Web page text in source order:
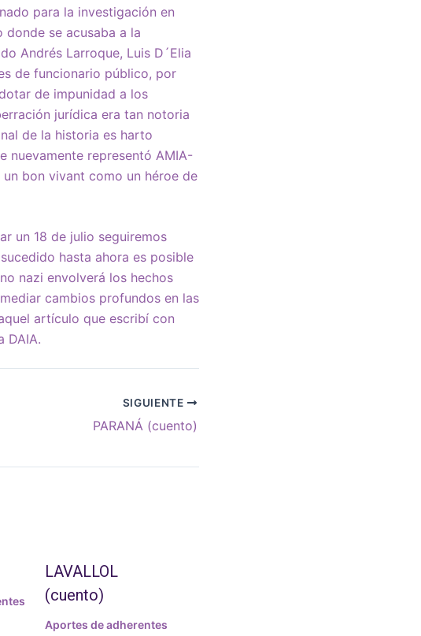
para la investigación en
se acusaba a la
Andrés Larroque, Luis D´Elia
de funcionario público, por
de impunidad a los
jurídica era tan notoria
de la historia es harto
nuevamente representó AMIA-
bon vivant como un héroe de
un 18 de julio seguiremos
hasta ahora es posible
nazi envolverá los hechos
cambios profundos en las
artículo que escribí con
DAIA.
SIGUIENTE
PARANÁ (cuento)
LAVALLOL
(cuento)
Aportes de adherentes